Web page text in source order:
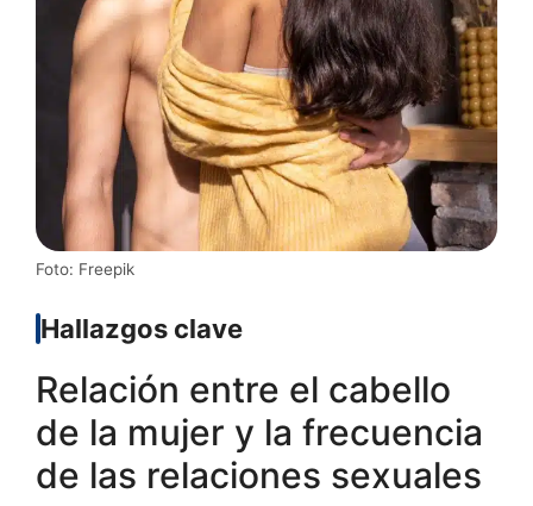
Foto: Freepik
Hallazgos clave
Relación entre el cabello
de la mujer y la frecuencia
de las relaciones sexuales